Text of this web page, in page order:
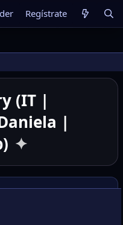
Regístrate
(IT |
|